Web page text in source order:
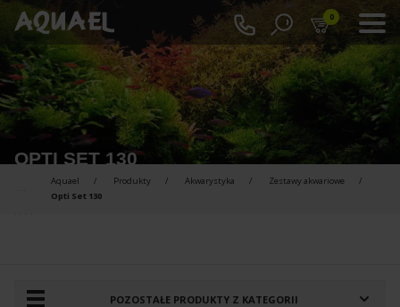
0
OPTI SET 130
Aquael Produkty Akwarystyka
Zestawy akwariowe
Opti Set 130
PRODUKTY DO PORÓWNANIA :
POZOSTAŁE PRODUKTY Z KATEGORII